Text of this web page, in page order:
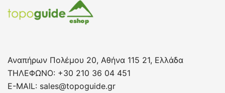
Αναπήρων Πολέμου 20, Αθήνα 115 21, Ελλάδα
ΤΗΛΕΦΩΝΟ: +30 210 36 04 451
E-MAIL: sales@topoguide.gr